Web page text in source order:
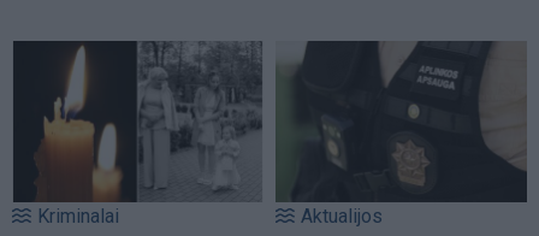
Kriminalai Aktualijos